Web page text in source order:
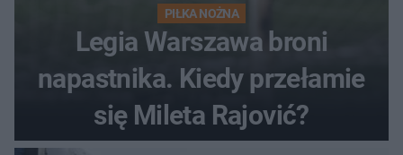
PIŁKA NOŻNA
Legia Warszawa broni
napastnika. Kiedy przełamie
się Mileta Rajović?